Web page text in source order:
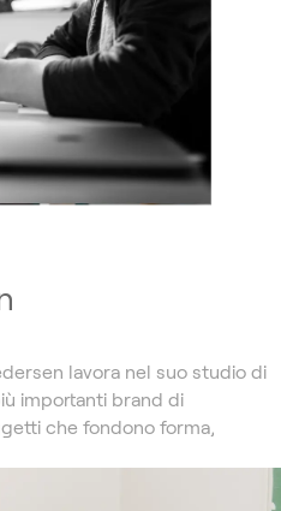
lavora nel suo studio di
importanti brand di
che fondono forma,